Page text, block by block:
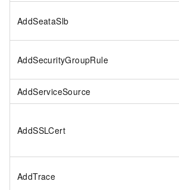
AddSeataSlb
AddSecurityGroupRule
AddServiceSource
AddSSLCert
AddTrace